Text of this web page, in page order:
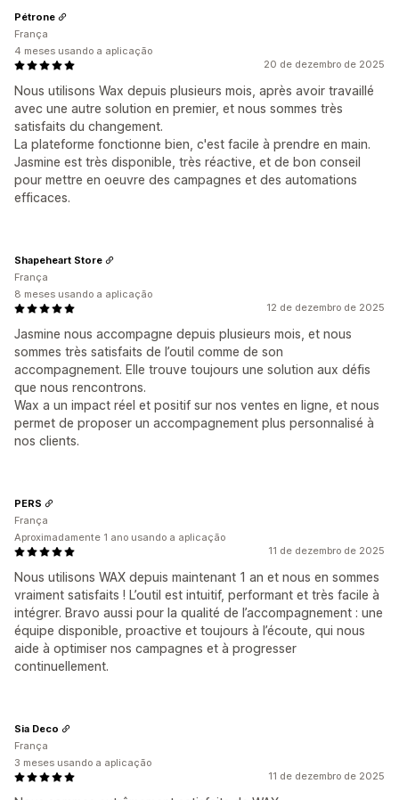
20 de dezembro de 2025
Nous utilisons Wax depuis plusieurs mois, après avoir travaillé
avec une autre solution en premier, et nous sommes très
satisfaits du changement.
La plateforme fonctionne bien, c'est facile à prendre en main.
Jasmine est très disponible, très réactive, et de bon conseil
pour mettre en oeuvre des campagnes et des automations
efficaces.
Pétrone
França
4 meses usando a aplicação
12 de dezembro de 2025
Jasmine nous accompagne depuis plusieurs mois, et nous
sommes très satisfaits de l’outil comme de son
accompagnement. Elle trouve toujours une solution aux défis
que nous rencontrons.
Wax a un impact réel et positif sur nos ventes en ligne, et nous
permet de proposer un accompagnement plus personnalisé à
nos clients.
Shapeheart Store
França
8 meses usando a aplicação
11 de dezembro de 2025
Nous utilisons WAX depuis maintenant 1 an et nous en sommes
vraiment satisfaits ! L’outil est intuitif, performant et très facile à
intégrer. Bravo aussi pour la qualité de l’accompagnement : une
équipe disponible, proactive et toujours à l’écoute, qui nous
aide à optimiser nos campagnes et à progresser
continuellement.
PERS
França
Aproximadamente 1 ano usando a aplicação
11 de dezembro de 2025
Sia Deco
França
3 meses usando a aplicação